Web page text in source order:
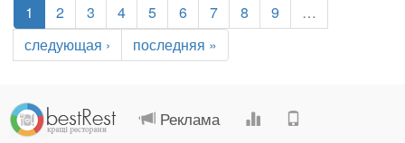
1 2 3 4 5 6 7 8 9
…
следующая ›
последняя »
Реклама